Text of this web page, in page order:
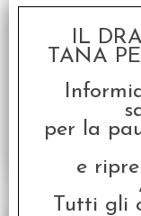
IL
TANA
per la
e
Tutti gli